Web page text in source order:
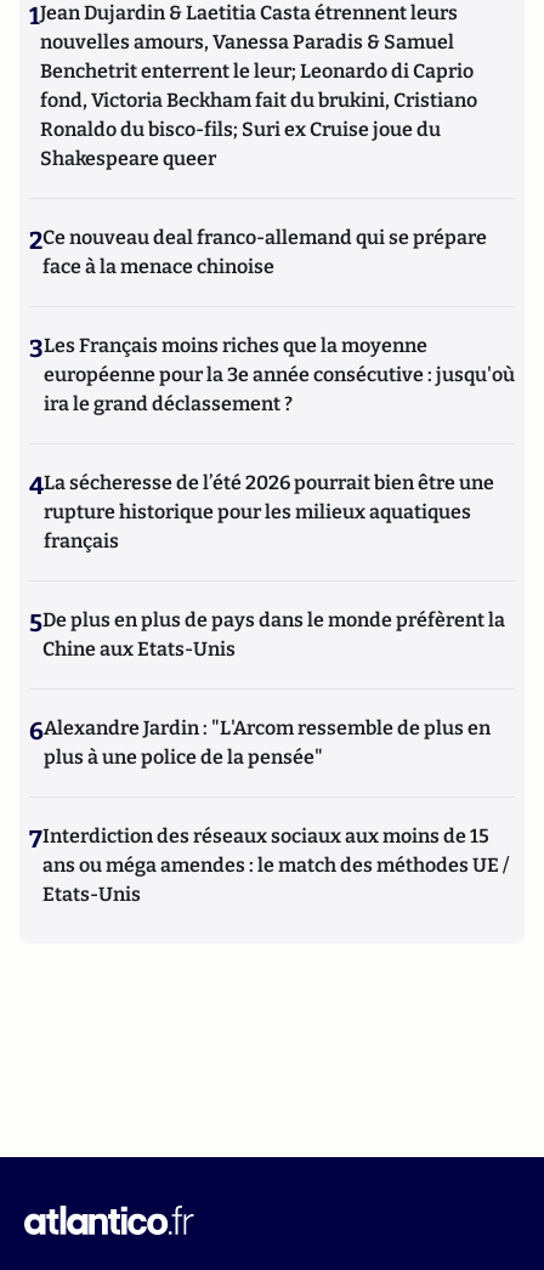
1Jean Dujardin & Laetitia Casta étrennent leurs
nouvelles amours, Vanessa Paradis & Samuel
Benchetrit enterrent le leur; Leonardo di Caprio
fond, Victoria Beckham fait du brukini, Cristiano
Ronaldo du bisco-fils; Suri ex Cruise joue du
Shakespeare queer
2Ce nouveau deal franco-allemand qui se prépare
face à la menace chinoise
3Les Français moins riches que la moyenne
européenne pour la 3e année consécutive : jusqu'où
ira le grand déclassement ?
4La sécheresse de l’été 2026 pourrait bien être une
rupture historique pour les milieux aquatiques
français
5De plus en plus de pays dans le monde préfèrent la
Chine aux Etats-Unis
6Alexandre Jardin : "L'Arcom ressemble de plus en
plus à une police de la pensée"
7Interdiction des réseaux sociaux aux moins de 15
ans ou méga amendes : le match des méthodes UE /
Etats-Unis